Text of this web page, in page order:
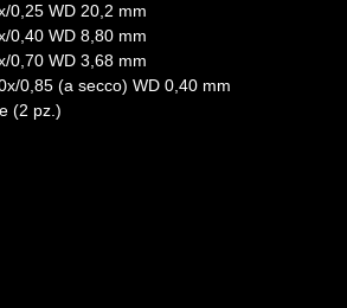
0,25 WD 20,2 mm
0,40 WD 8,80 mm
0,70 WD 3,68 mm
0,85 (a secco) WD 0,40 mm
(2 pz.)